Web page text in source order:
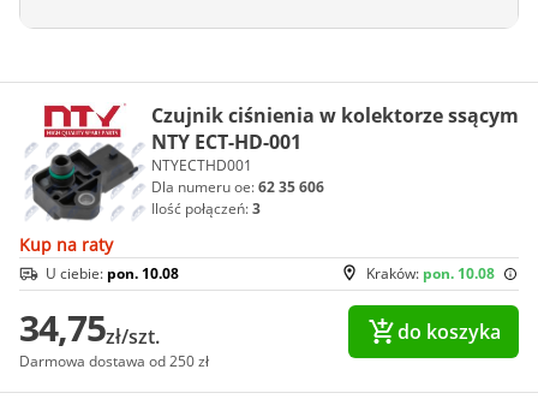
Czujnik ciśnienia w kolektorze ssącym
NTY ECT-HD-001
NTYECTHD001
Dla numeru oe:62 35 606
Ilość połączeń:3
Kup na raty
Kraków: pon. 10.08
U ciebie: pon. 10.08
34,75zł/szt.
Darmowa dostawa od 250 zł
do koszyka